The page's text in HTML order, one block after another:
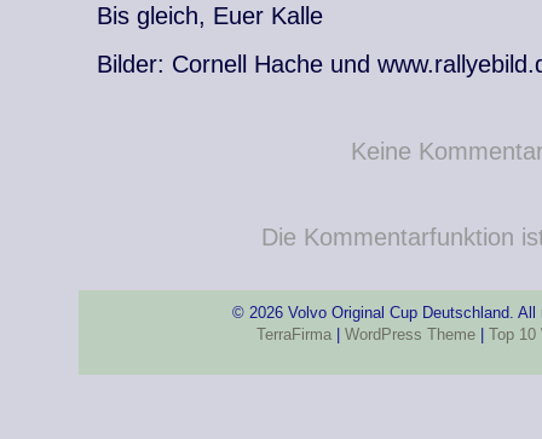
Bis gleich, Euer Kalle
Bilder: Cornell Hache und
Keine
Die Kommentarfunktion
© 2026 Volvo Original Cup Deutschland.
TerraFirma| WordPress Theme| Top 10